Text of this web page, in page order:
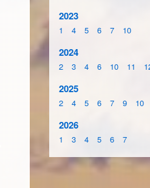
2023
1 4 5 6 7 10
2024
2 3 4 6 10 11
2025
2 4 5 6 7 9 10
2026
1 3 4 5 6 7